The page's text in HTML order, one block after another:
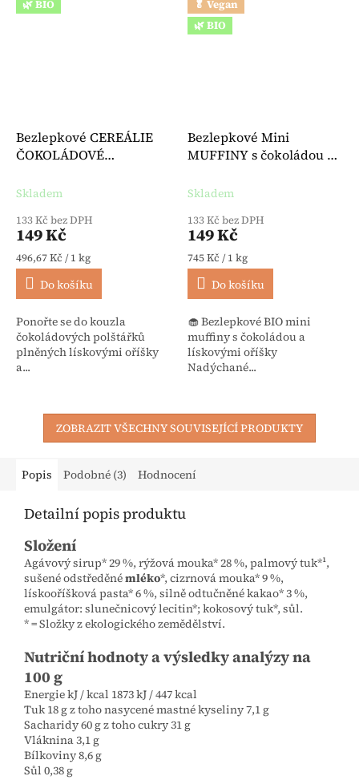
🌿 BIO
Bezlepkové CEREÁLIE
ČOKOLÁDOVÉ
lískooříškovou náplní
Skladem
133 Kč bez DPH
149 Kč
Měrná cena:
496,67 Kč / 1 kg
Do košíku
Ponořte se do kouzla
čokoládových polštářků
plněných lískovými oříšky
a...
🥬 Vegan
🌿 BIO
Bezlepkové Mini
MUFFINY s čokoládou a
laktózy BIO 200 g -
Skladem
133 Kč bez DPH
149 Kč
Měrná cena:
745 Kč / 1 kg
Do košíku
🧁 Bezlepkové BIO mini
muffiny s čokoládou a
lískovými oříšky
Nadýchané...
ZOBRAZIT VŠECHNY SOUVISEJÍCÍ PRODUKTY
Popis Podobné (3) Hodnocení
Detailní popis produktu
Složení
Agávový sirup* 29 %, rýžová mouka* 28 %, palmový tuk*¹,
sušené odstředěnémléko*, cizrnová mouka* 9 %,
lískooříšková pasta* 6 %, silně odtučněné kakao* 3 %,
emulgátor: slunečnicový lecitin*; kokosový tuk*, sůl.
* = Složky z ekologického zemědělství.
Nutriční hodnoty a výsledky analýzy na
100 g
Energie kJ / kcal 1873 kJ / 447 kcal
Tuk 18 g z toho nasycené mastné kyseliny 7,1 g
Sacharidy 60 g z toho cukry 31 g
Vláknina 3,1 g
Bílkoviny 8,6 g
Sůl 0,38 g